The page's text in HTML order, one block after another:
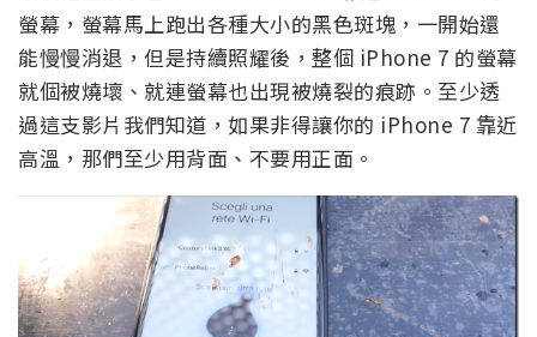
螢幕，螢幕馬上跑出各種大小的黑色斑塊，一開始還
能慢慢消退，但是持續照耀後，整個 iPhone 7 的螢幕
就個被燒壞、就連螢幕也出現被燒裂的痕跡。至少透
過這支影片我們知道，如果非得讓你的 iPhone 7 靠近
高溫，那們至少用背面、不要用正面。